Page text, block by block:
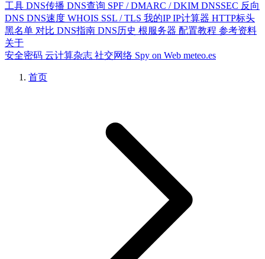
工具 DNS传播 DNS查询 SPF / DMARC / DKIM DNSSEC 反向
DNS DNS速度 WHOIS SSL / TLS 我的IPIP计算器 HTTP标头
黑名单 对比 DNS指南 DNS历史 根服务器 配置教程 参考资料
关于
安全密码 云计算杂志 社交网络 Spy on Web meteo.es
首页